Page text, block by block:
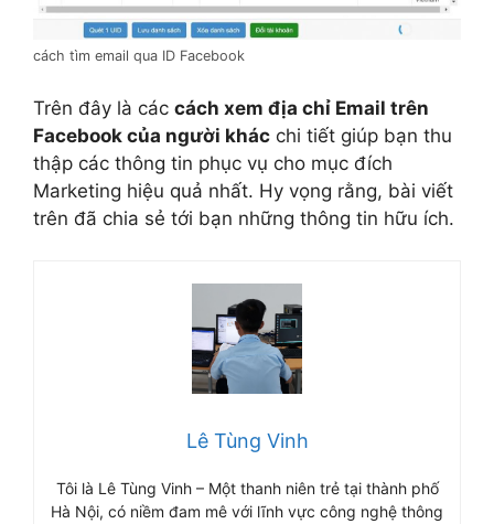
cách tìm email qua ID Facebook
Trên đây là các cách xem địa chỉ Email trên
Facebook của người khác chi tiết giúp bạn thu
thập các thông tin phục vụ cho mục đích
Marketing hiệu quả nhất. Hy vọng rằng, bài viết
trên đã chia sẻ tới bạn những thông tin hữu ích.
Lê Tùng Vinh
Tôi là Lê Tùng Vinh – Một thanh niên trẻ tại thành phố
Hà Nội, có niềm đam mê với lĩnh vực công nghệ thông